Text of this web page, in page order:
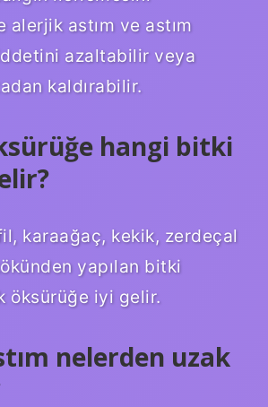
alerjik astım ve astım
azaltabilir veya
kaldırabilir.
hangi bitki
karaağaç, kekik, zerdeçal
yapılan bitki
öksürüğe iyi gelir.
nelerden uzak